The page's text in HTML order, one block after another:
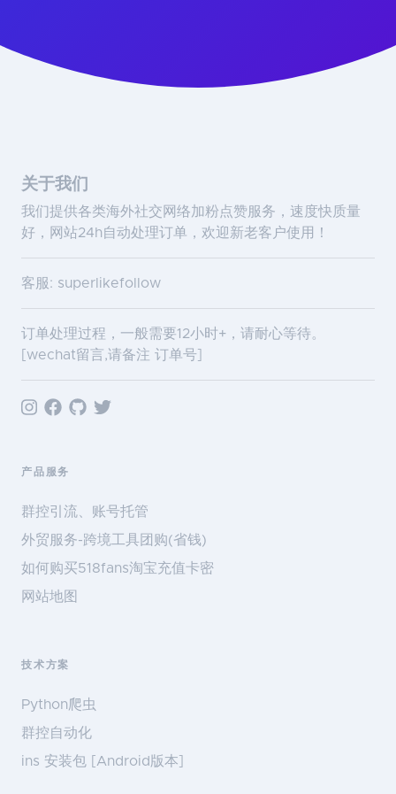
关于我们
我们提供各类海外社交网络加粉点赞服务，速度快质量
好，网站24h自动处理订单，欢迎新老客户使用！
客服: superlikefollow
订单处理过程，一般需要12小时+，请耐心等待。
[wechat留言,请备注 订单号]
产品服务
群控引流、账号托管
外贸服务-跨境工具团购(省钱)
如何购买518fans淘宝充值卡密
网站地图
技术方案
Python爬虫
群控自动化
ins 安装包 [Android版本]